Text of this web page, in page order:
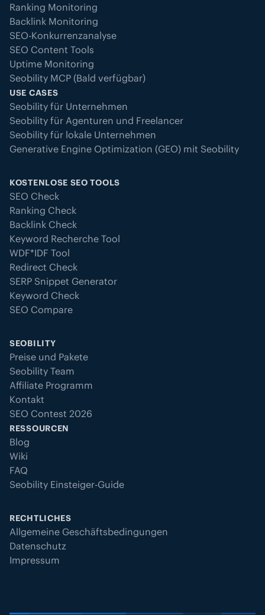
Ranking Monitoring
Backlink Monitoring
SEO-Konkurrenzanalyse
SEO Content Tools
Uptime Monitoring
Seobility MCP (Bald verfügbar)
USE CASES
Seobility für Unternehmen
Seobility für Agenturen und Freelancer
Seobility für lokale Unternehmen
Generative Engine Optimization (GEO) mit Seobility
KOSTENLOSE SEO TOOLS
SEO Check
Ranking Check
Backlink Check
Keyword Recherche Tool
WDF*IDF Tool
Redirect Check
SERP Snippet Generator
Keyword Check
SEO Compare
SEOBILITY
Preise und Pakete
Seobility Team
Affiliate Programm
Kontakt
SEO Contest 2026
RESSOURCEN
Blog
Wiki
FAQ
Seobility Einsteiger-Guide
RECHTLICHES
Allgemeine Geschäftsbedingungen
Datenschutz
Impressum